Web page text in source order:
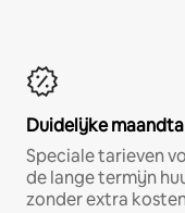
Duidelijke
Speciale tarieven
de lange termijn
zonder extra